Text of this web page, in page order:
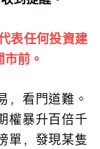
表任何投資建
前。
，看門道難。
權暴升百倍千
單，發現某隻